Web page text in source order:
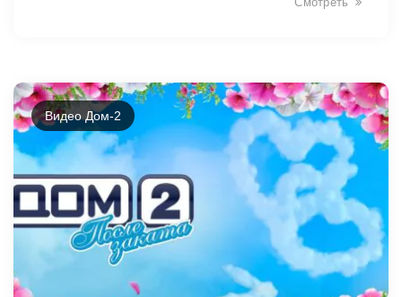
Видео Дом-2